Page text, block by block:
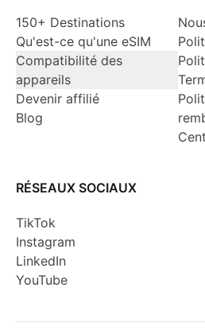
150+ Destinations
Qu'est-ce qu'une eSIM
Compatibilité des
appareils
Devenir affilié
Blog
RÉSEAUX SOCIAUX
TikTok
Instagram
LinkedIn
YouTube